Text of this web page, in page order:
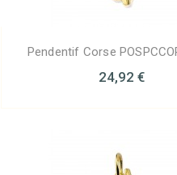
Pendentif Corse
24,92 €